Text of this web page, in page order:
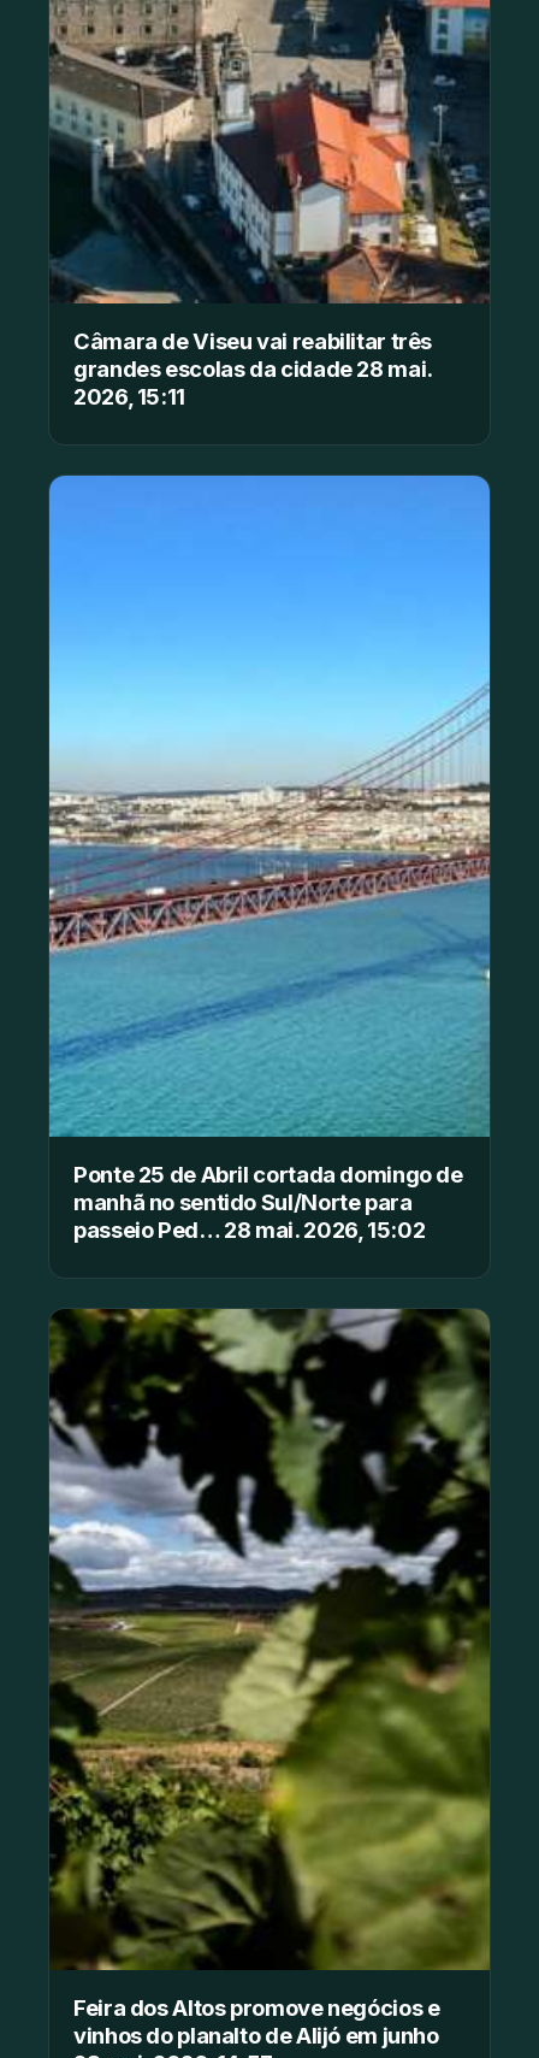
Câmara de Viseu vai reabilitar três
grandes escolas da cidade 28 mai.
2026, 15:11
Ponte 25 de Abril cortada domingo de
manhã no sentido Sul/Norte para
passeio Ped… 28 mai. 2026, 15:02
Feira dos Altos promove negócios e
vinhos do planalto de Alijó em junho